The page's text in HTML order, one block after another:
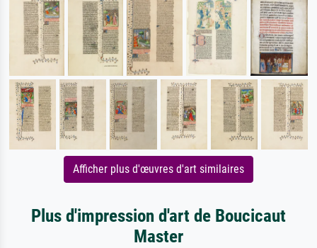
Afficher plus d'œuvres d'art similaires
Plus d'impression d'art de Boucicaut
Master